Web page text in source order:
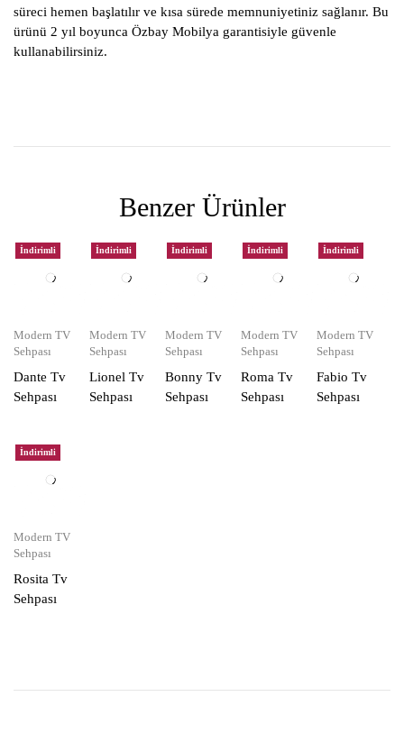
süreci hemen başlatılır ve kısa sürede memnuniyetiniz sağlanır. Bu
ürünü 2 yıl boyunca Özbay Mobilya garantisiyle güvenle
kullanabilirsiniz.
Benzer Ürünler
İndirimli
Modern TV
Sehpası
Dante Tv
Sehpası
İndirimli
Modern TV
Sehpası
Lionel Tv
Sehpası
İndirimli
Modern TV
Sehpası
Bonny Tv
Sehpası
İndirimli
Modern TV
Sehpası
Roma Tv
Sehpası
İndirimli
Modern TV
Sehpası
Fabio Tv
Sehpası
İndirimli
Modern TV
Sehpası
Rosita Tv
Sehpası